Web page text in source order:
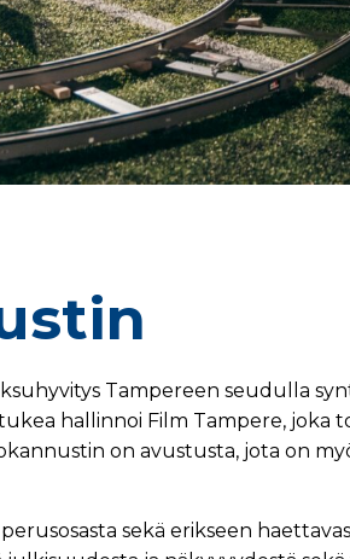
Tampereen seudulla
hallinnoi Film Tampere, joka
on avustusta, jota on
sekä erikseen